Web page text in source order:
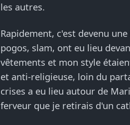
les autres.
Rapidement, c'est devenu
pogos, slam, ont eu lieu
vêtements et mon style
et anti-religieuse, loin du
crises a eu lieu autour de
ferveur que je retirais d'un